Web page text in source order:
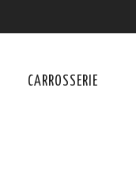
CARROSSERIE